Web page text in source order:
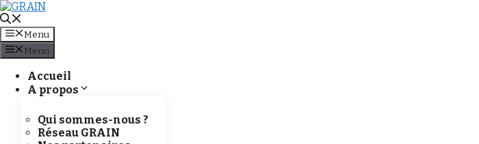
Aller directement au contenu
Menu
Menu
Accueil
A propos
Qui sommes-nous ?
Réseau GRAIN
Vers une stratégie panafricaine pour